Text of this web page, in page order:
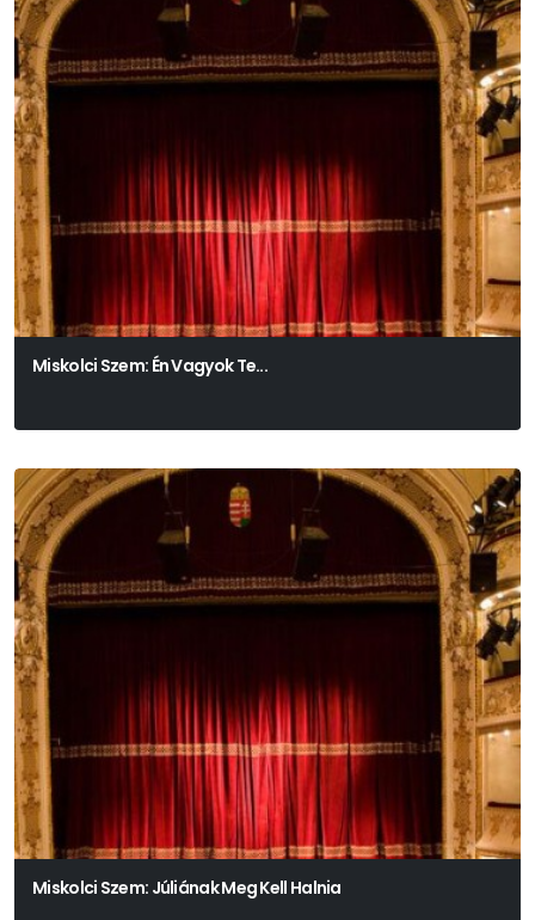
Miskolci Szem: Én Vagyok Te...
Miskolci Szem: Júliának Meg Kell Halnia